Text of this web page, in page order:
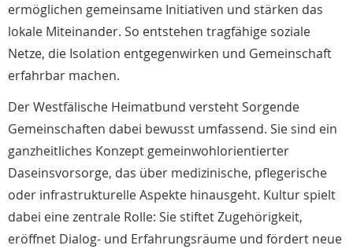
ermöglichen gemeinsame Initiativen und stärken das
lokale Miteinander. So entstehen tragfähige soziale
Netze, die Isolation entgegenwirken und Gemeinschaft
erfahrbar machen.
Der Westfälische Heimatbund versteht Sorgende
Gemeinschaften dabei bewusst umfassend. Sie sind ein
ganzheitliches Konzept gemeinwohlorientierter
Daseinsvorsorge, das über medizinische, pflegerische
oder infrastrukturelle Aspekte hinausgeht. Kultur spielt
dabei eine zentrale Rolle: Sie stiftet Zugehörigkeit,
eröffnet Dialog- und Erfahrungsräume und fördert neue